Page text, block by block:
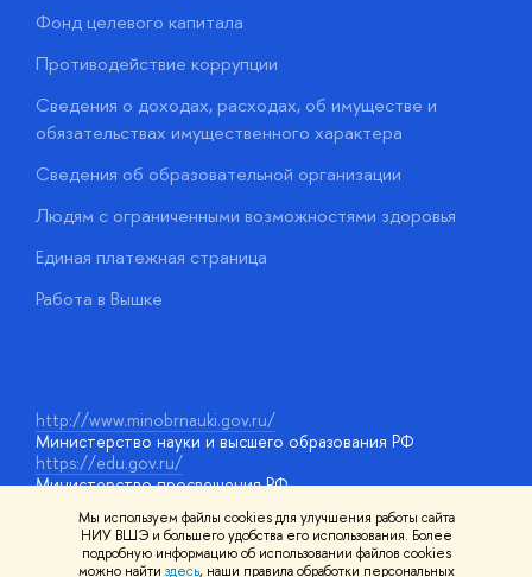
Мы используем файлы cookies для улучшения работы сайта
НИУ ВШЭ и большего удобства его использования. Более
подробную информацию об использовании файлов cookies
можно найти здесь, наши правила обработки персональных
Фонд целевого капитала
Противодействие коррупции
Сведения о доходах, расходах, об имуществе и
обязательствах имущественного характера
Сведения об образовательной организации
Людям с ограниченными возможностями здоровья
Единая платежная страница
Работа в Вышке
http://www.minobrnauki.gov.ru/
Министерство науки и высшего образования РФ
https://edu.gov.ru/
Министерство просвещения РФ
Массовые открытые онлайн-курсы